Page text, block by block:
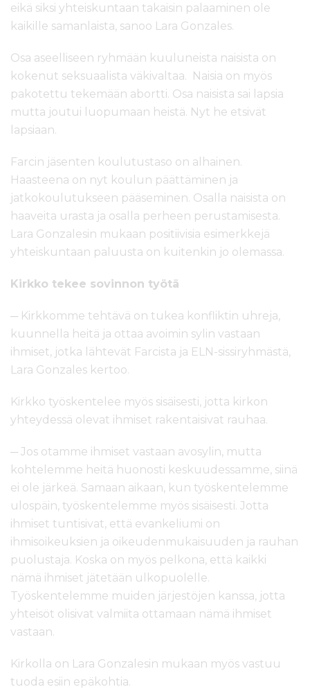
eikä siksi yhteiskuntaan takaisin palaaminen ole
kaikille samanlaista, sanoo Lara Gonzales.
Osa aseelliseen ryhmään kuuluneista naisista on
kokenut seksuaalista väkivaltaa. Naisia on myös
pakotettu tekemään abortti. Osa naisista sai lapsia
mutta joutui luopumaan heistä. Nyt he etsivät
lapsiaan.
Farcin jäsenten koulutustaso on alhainen.
Haasteena on nyt koulun päättäminen ja
jatkokoulutukseen pääseminen. Osalla naisista on
haaveita urasta ja osalla perheen perustamisesta.
Lara Gonzalesin mukaan positiivisia esimerkkejä
yhteiskuntaan paluusta on kuitenkin jo olemassa.
Kirkko tekee sovinnon työtä
─ Kirkkomme tehtävä on tukea konfliktin uhreja,
kuunnella heitä ja ottaa avoimin sylin vastaan
ihmiset, jotka lähtevät Farcista ja ELN-sissiryhmästä,
Lara Gonzales kertoo.
Kirkko työskentelee myös sisäisesti, jotta kirkon
yhteydessä olevat ihmiset rakentaisivat rauhaa.
─ Jos otamme ihmiset vastaan avosylin, mutta
kohtelemme heitä huonosti keskuudessamme, siinä
ei ole järkeä. Samaan aikaan, kun työskentelemme
ulospäin, työskentelemme myös sisäisesti. Jotta
ihmiset tuntisivat, että evankeliumi on
ihmisoikeuksien ja oikeudenmukaisuuden ja rauhan
puolustaja. Koska on myös pelkona, että kaikki
nämä ihmiset jätetään ulkopuolelle.
Työskentelemme muiden järjestöjen kanssa, jotta
yhteisöt olisivat valmiita ottamaan nämä ihmiset
vastaan.
Kirkolla on Lara Gonzalesin mukaan myös vastuu
tuoda esiin epäkohtia.